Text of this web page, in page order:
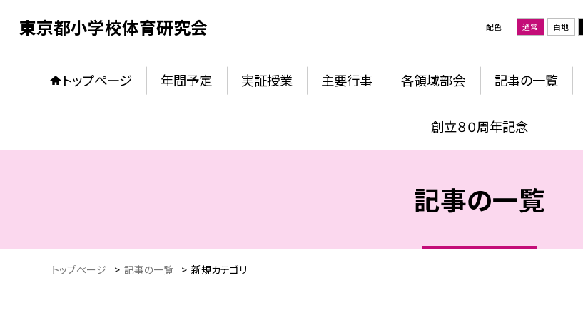
東京都小学校体育研究会 配色 通常 白地
トップページ 年間予定 実証授業 主要行事 各領域部会 記事の一覧
創立８０周年記念
記事の一覧
トップページ > 記事の一覧 > 新規カテゴリ